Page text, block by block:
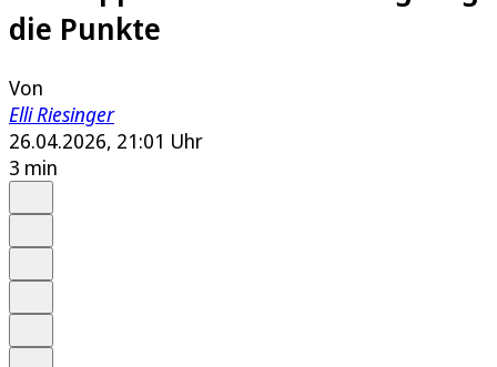
die Punkte
Von
Elli Riesinger
26.04.2026, 21:01 Uhr
3 min